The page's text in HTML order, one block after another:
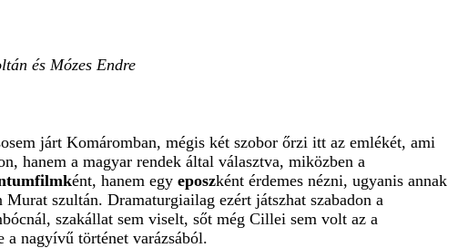
és Mózes Endre
járt Komáromban, mégis két szobor őrzi itt az emlékét, ami
hanem a magyar rendek által választva, miközben a
ént, hanem egy eposzként érdemes nézni, ugyanis annak
szultán. Dramaturgiailag ezért játszhat szabadon a
szakállat sem viselt, sőt még Cillei sem volt az a
nagyívű történet varázsából.